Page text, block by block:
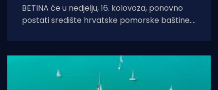
BETINA će u nedjelju, 16. kolovoza, ponovno
postati središte hrvatske pomorske baštine.